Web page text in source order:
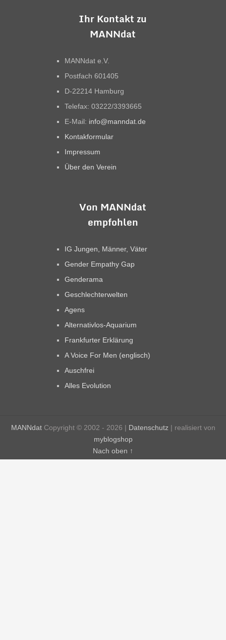
Ihr Kontakt zu
MANNdat
MANNdat e.V.
Postfach 601405
D-22214 Hamburg
Telefax: 03222/3393665
E-Mail: info@manndat.de
Kontakformular
Impressum
Über den Verein
Von MANNdat
empfohlen
IG Jungen, Männer, Väter
Gender Empathy Gap
Genderama
Geschlechterwelten
Agens
Alternativlos-Aquarium
Frankfurter Erklärung
A Voice For Men (englisch)
Auschfrei
Alles Evolution
MANNdatCopyright © 2002 - 2026 | Datenschutz | realisiert von
myblogshop
Nach oben ↑